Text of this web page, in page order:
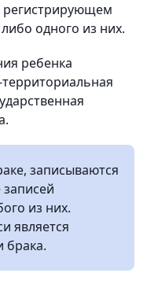
регистрирующем
одного из них.
ребенка
записываются
из них.
является
брака.